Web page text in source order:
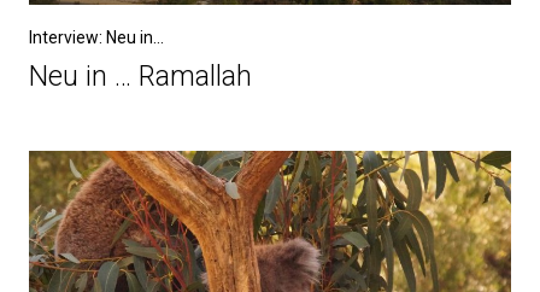
Interview: Neu in...
Neu in … Ramallah